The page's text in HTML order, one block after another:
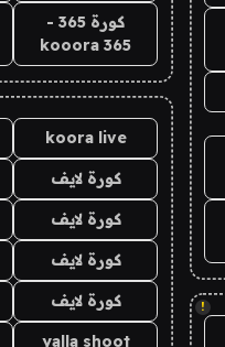
!
كورة 365 -
kooora 365
koora live
كورة لايف
كورة لايف
كورة لايف
كورة لايف
yalla shoot